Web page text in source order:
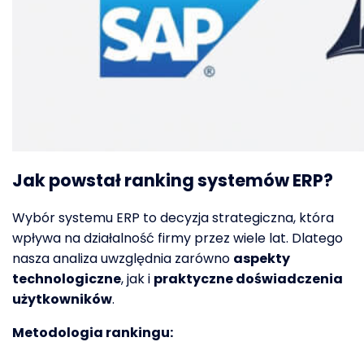
Jak powstał ranking systemów ERP?
Wybór systemu ERP to decyzja strategiczna, która
wpływa na działalność firmy przez wiele lat. Dlatego
nasza analiza uwzględnia zarówno aspekty
technologiczne, jak i praktyczne doświadczenia
użytkowników.
Metodologia rankingu: